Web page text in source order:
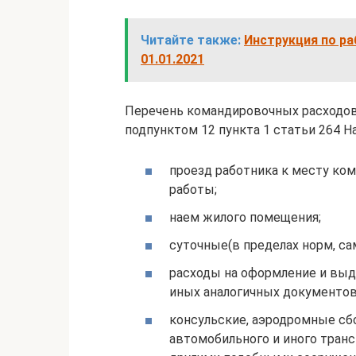
Читайте также: Инструкция по
01.01.2021
Перечень командировочных
подпунктом 12 пункта 1 статьи 264
проезд работника к месту
работы;
наем жилого помещения;
суточные(в пределах норм,
расходы на оформление и
иных аналогичных
консульские, аэродромные
автомобильного и иного